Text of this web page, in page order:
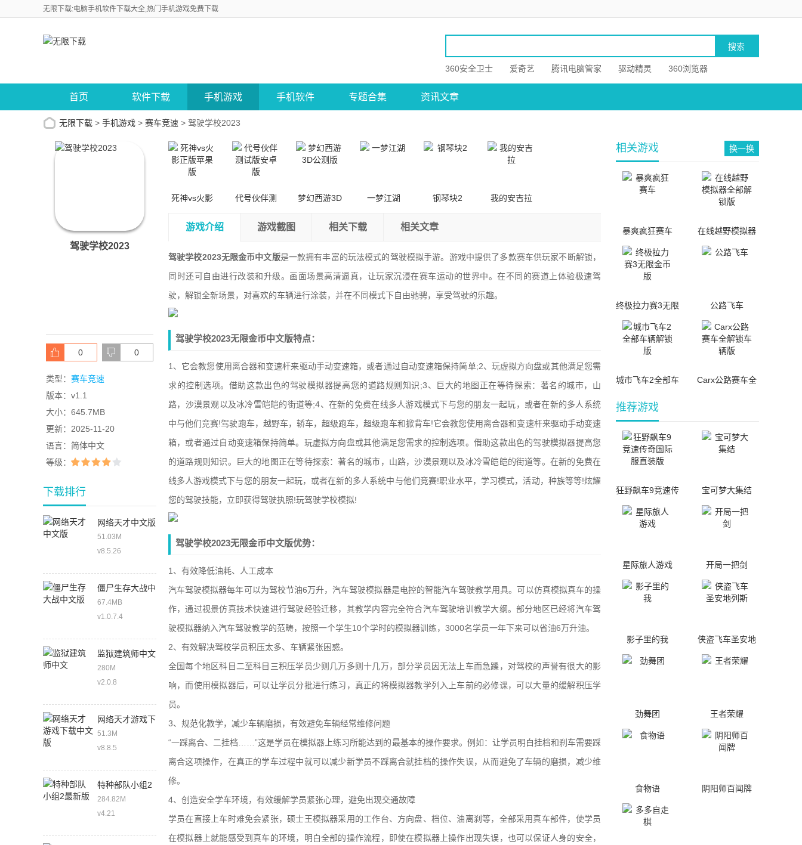
无限下载:电脑手机软件下载大全,热门手机游戏免费下载
360安全卫士 爱奇艺 腾讯电脑管家 驱动精灵 360浏览器
首页 软件下载 手机游戏 手机软件 专题合集 资讯文章
无限下载 > 手机游戏 > 赛车竞速 > 驾驶学校2023
驾驶学校2023
0 0
类型： 赛车竞速
版本： v1.1
大小： 645.7MB
更新： 2025-11-20
语言： 简体中文
等级：
下载排行
网络天才中文版
51.03M
v8.5.26
僵尸生存大战中
文版
67.4MB
v1.0.7.4
监狱建筑师中文
280M
v2.0.8
网络天才游戏下
载中文版
51.3M
v8.8.5
特种部队小组2
最新版
284.82M
v4.21
死神vs火影
代号伙伴测
梦幻西游3D
一梦江湖 钢琴块2 我的安吉拉
游戏介绍 游戏截图 相关下载 相关文章
驾驶学校2023无限金币中文版是一款拥有丰富的玩法模式的驾驶模拟手游。游戏中提供了多款赛车供玩家不断解锁，
同时还可自由进行改装和升级。画面场景高清逼真，让玩家沉浸在赛车运动的世界中。在不同的赛道上体验极速驾
驶，解锁全新场景，对喜欢的车辆进行涂装，并在不同模式下自由驰骋，享受驾驶的乐趣。
驾驶学校2023无限金币中文版特点：
1、它会教您使用离合器和变速杆来驱动手动变速箱，或者通过自动变速箱保持简单;2、玩虚拟方向盘或其他满足您需
求的控制选项。借助这款出色的驾驶模拟器提高您的道路规则知识;3、巨大的地图正在等待探索：著名的城市，山
路，沙漠景观以及冰冷雪皑皑的街道等;4、在新的免费在线多人游戏模式下与您的朋友一起玩，或者在新的多人系统
中与他们竞赛!驾驶跑车，越野车，轿车，超级跑车，超级跑车和掀背车!它会教您使用离合器和变速杆来驱动手动变速
箱，或者通过自动变速箱保持简单。玩虚拟方向盘或其他满足您需求的控制选项。借助这款出色的驾驶模拟器提高您
的道路规则知识。巨大的地图正在等待探索：著名的城市，山路，沙漠景观以及冰冷雪皑皑的街道等。在新的免费在
线多人游戏模式下与您的朋友一起玩，或者在新的多人系统中与他们竞赛!职业水平，学习模式，活动，种族等等!炫耀
您的驾驶技能，立即获得驾驶执照!玩驾驶学校模拟!
驾驶学校2023无限金币中文版优势：
1、有效降低油耗、人工成本
汽车驾驶模拟器每年可以为驾校节油6万升，汽车驾驶模拟器是电控的智能汽车驾驶教学用具。可以仿真模拟真车的操
作，通过视景仿真技术快速进行驾驶经验迁移，其教学内容完全符合汽车驾驶培训教学大纲。部分地区已经将汽车驾
驶模拟器纳入汽车驾驶教学的范畴，按照一个学生10个学时的模拟器训练，3000名学员一年下来可以省油6万升油。
2、有效解决驾校学员积压太多、车辆紧张困惑。
全国每个地区科目二至科目三积压学员少则几万多则十几万，部分学员因无法上车而急躁，对驾校的声誉有很大的影
响，而使用模拟器后，可以让学员分批进行练习，真正的将模拟器教学列入上车前的必修课，可以大量的缓解积压学
员。
3、规范化教学，减少车辆磨损，有效避免车辆经常维修问题
“一踩离合、二挂档……”这是学员在模拟器上练习所能达到的最基本的操作要求。例如：让学员明白挂档和刹车需要踩
离合这项操作，在真正的学车过程中就可以减少新学员不踩离合就挂档的操作失误，从而避免了车辆的磨损，减少维
修。
4、创造安全学车环境，有效缓解学员紧张心理，避免出现交通故障
学员在直接上车时难免会紧张，硕士王模拟器采用的工作台、方向盘、档位、油离刹等，全部采用真车部件，使学员
在模拟器上就能感受到真车的环境，明白全部的操作流程，即使在模拟器上操作出现失误，也可以保证人身的安全，
相关游戏 换一换
暴爽疯狂赛车
在线越野模拟器
终极拉力赛3无限
公路飞车
城市飞车2全部车
Carx公路赛车全
推荐游戏
狂野飙车9竞速传
宝可梦大集结
星际旅人游戏 开局一把剑
影子里的我
侠盗飞车圣安地
劲舞团 王者荣耀
食物语 阴阳师百闻牌